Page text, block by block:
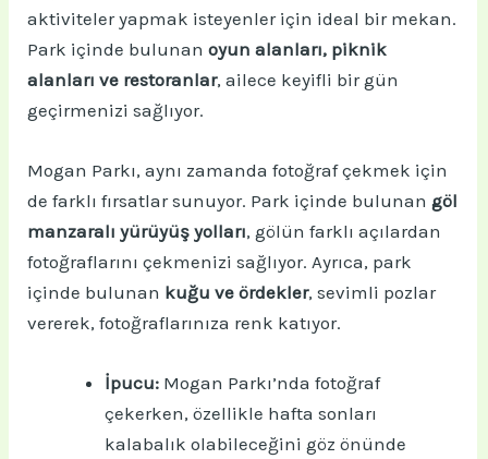
aktiviteler yapmak isteyenler için ideal bir mekan.
Park içinde bulunanoyun alanları, piknik
alanları ve restoranlar, ailece keyifli bir gün
geçirmenizi sağlıyor.
Mogan Parkı, aynı zamanda fotoğraf çekmek için
de farklı fırsatlar sunuyor. Park içinde bulunangöl
manzaralı yürüyüş yolları, gölün farklı açılardan
fotoğraflarını çekmenizi sağlıyor. Ayrıca, park
içinde bulunan kuğu ve ördekler, sevimli pozlar
vererek, fotoğraflarınıza renk katıyor.
İpucu: Mogan Parkı’nda fotoğraf
çekerken, özellikle hafta sonları
kalabalık olabileceğini göz önünde